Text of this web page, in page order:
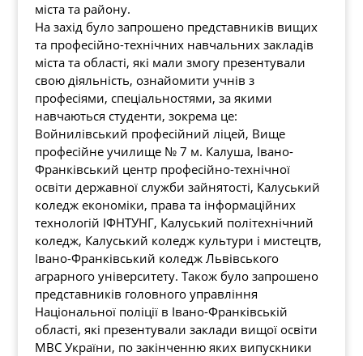
міста та району.
На захід було запрошено представників вищих
та професійно-технічних навчальних закладів
міста та області, які мали змогу презентували
свою діяльність, ознайомити учнів з
професіями, спеціальностями, за якими
навчаються студенти, зокрема це:
Войнилівський професійний ліцей, Вище
професійне училище № 7 м. Калуша, Івано-
Франківський центр професійно-технічної
освіти державної служби зайнятості, Калуський
коледж економіки, права та інформаційних
технологій ІФНТУНГ, Калуський політехнічний
коледж, Калуський коледж культури і мистецтв,
Івано-Франківський коледж Львівського
аграрного університету. Також було запрошено
представників головного управління
Національної поліції в Івано-Франківській
області, які презентували заклади вищої освіти
МВС України, по закінченню яких випускники